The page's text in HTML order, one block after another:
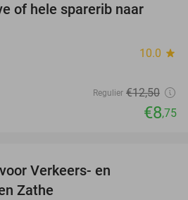
of hele sparerib naar
10.0 star
Regulier €12,50
€8,75
Verkeers- en
Zathe